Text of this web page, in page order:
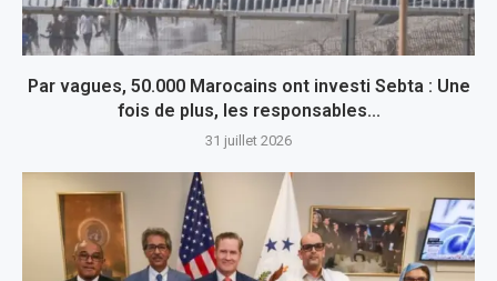
Par vagues, 50.000 Marocains ont investi Sebta : Une
fois de plus, les responsables...
31 juillet 2026